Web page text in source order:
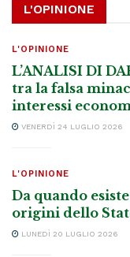
L'OPINIONE
L'OPINIONE
L’ANALISI DI
tra la falsa
interessi
VENERDÌ 24 LUGLIO 2026
L'OPINIONE
Da quando
origini dello
LUNEDÌ 20 LUGLIO 2026